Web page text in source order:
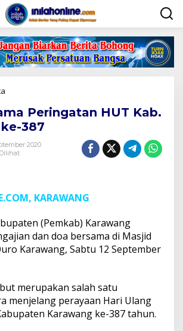
Peringatan
HUT
Kab.
Karawang
ke-
Peringatan HUT Kab.
387
2020
KARAWANG
(Pemkab) Karawang
dan doa bersama ‎di Masjid
Karawang, Sabtu 12 September
merupakan salah satu
menjelang perayaan Hari Ulang
Karawang ke-387 tahun.